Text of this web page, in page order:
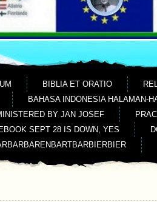
BIBLIA ET ORATIO
BAHASA INDONESIA HALAMAN-
BY JAN JOSEF
SEPT 28 IS DOWN, YES